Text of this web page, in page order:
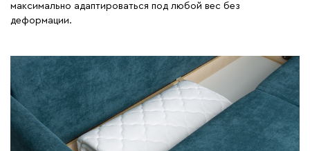
максимально адаптироваться под любой вес без
деформации.